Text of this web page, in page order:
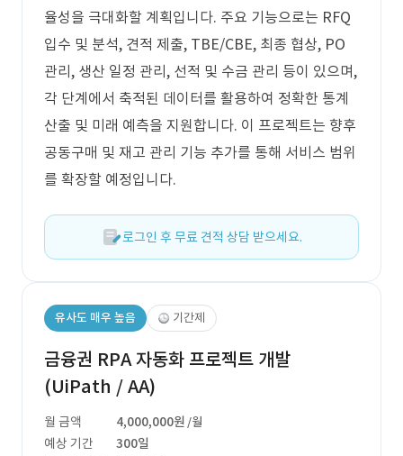
율성을 극대화할 계획입니다. 주요 기능으로는 RFQ
입수 및 분석, 견적 제출, TBE/CBE, 최종 협상, PO
관리, 생산 일정 관리, 선적 및 수금 관리 등이 있으며,
각 단계에서 축적된 데이터를 활용하여 정확한 통계
산출 및 미래 예측을 지원합니다. 이 프로젝트는 향후
공동구매 및 재고 관리 기능 추가를 통해 서비스 범위
를 확장할 예정입니다.
로그인 후 무료 견적 상담 받으세요.
유사도 매우 높음 기간제
금융권 RPA 자동화 프로젝트 개발
(UiPath / AA)
월 금액 4,000,000원 /월
예상 기간
300일